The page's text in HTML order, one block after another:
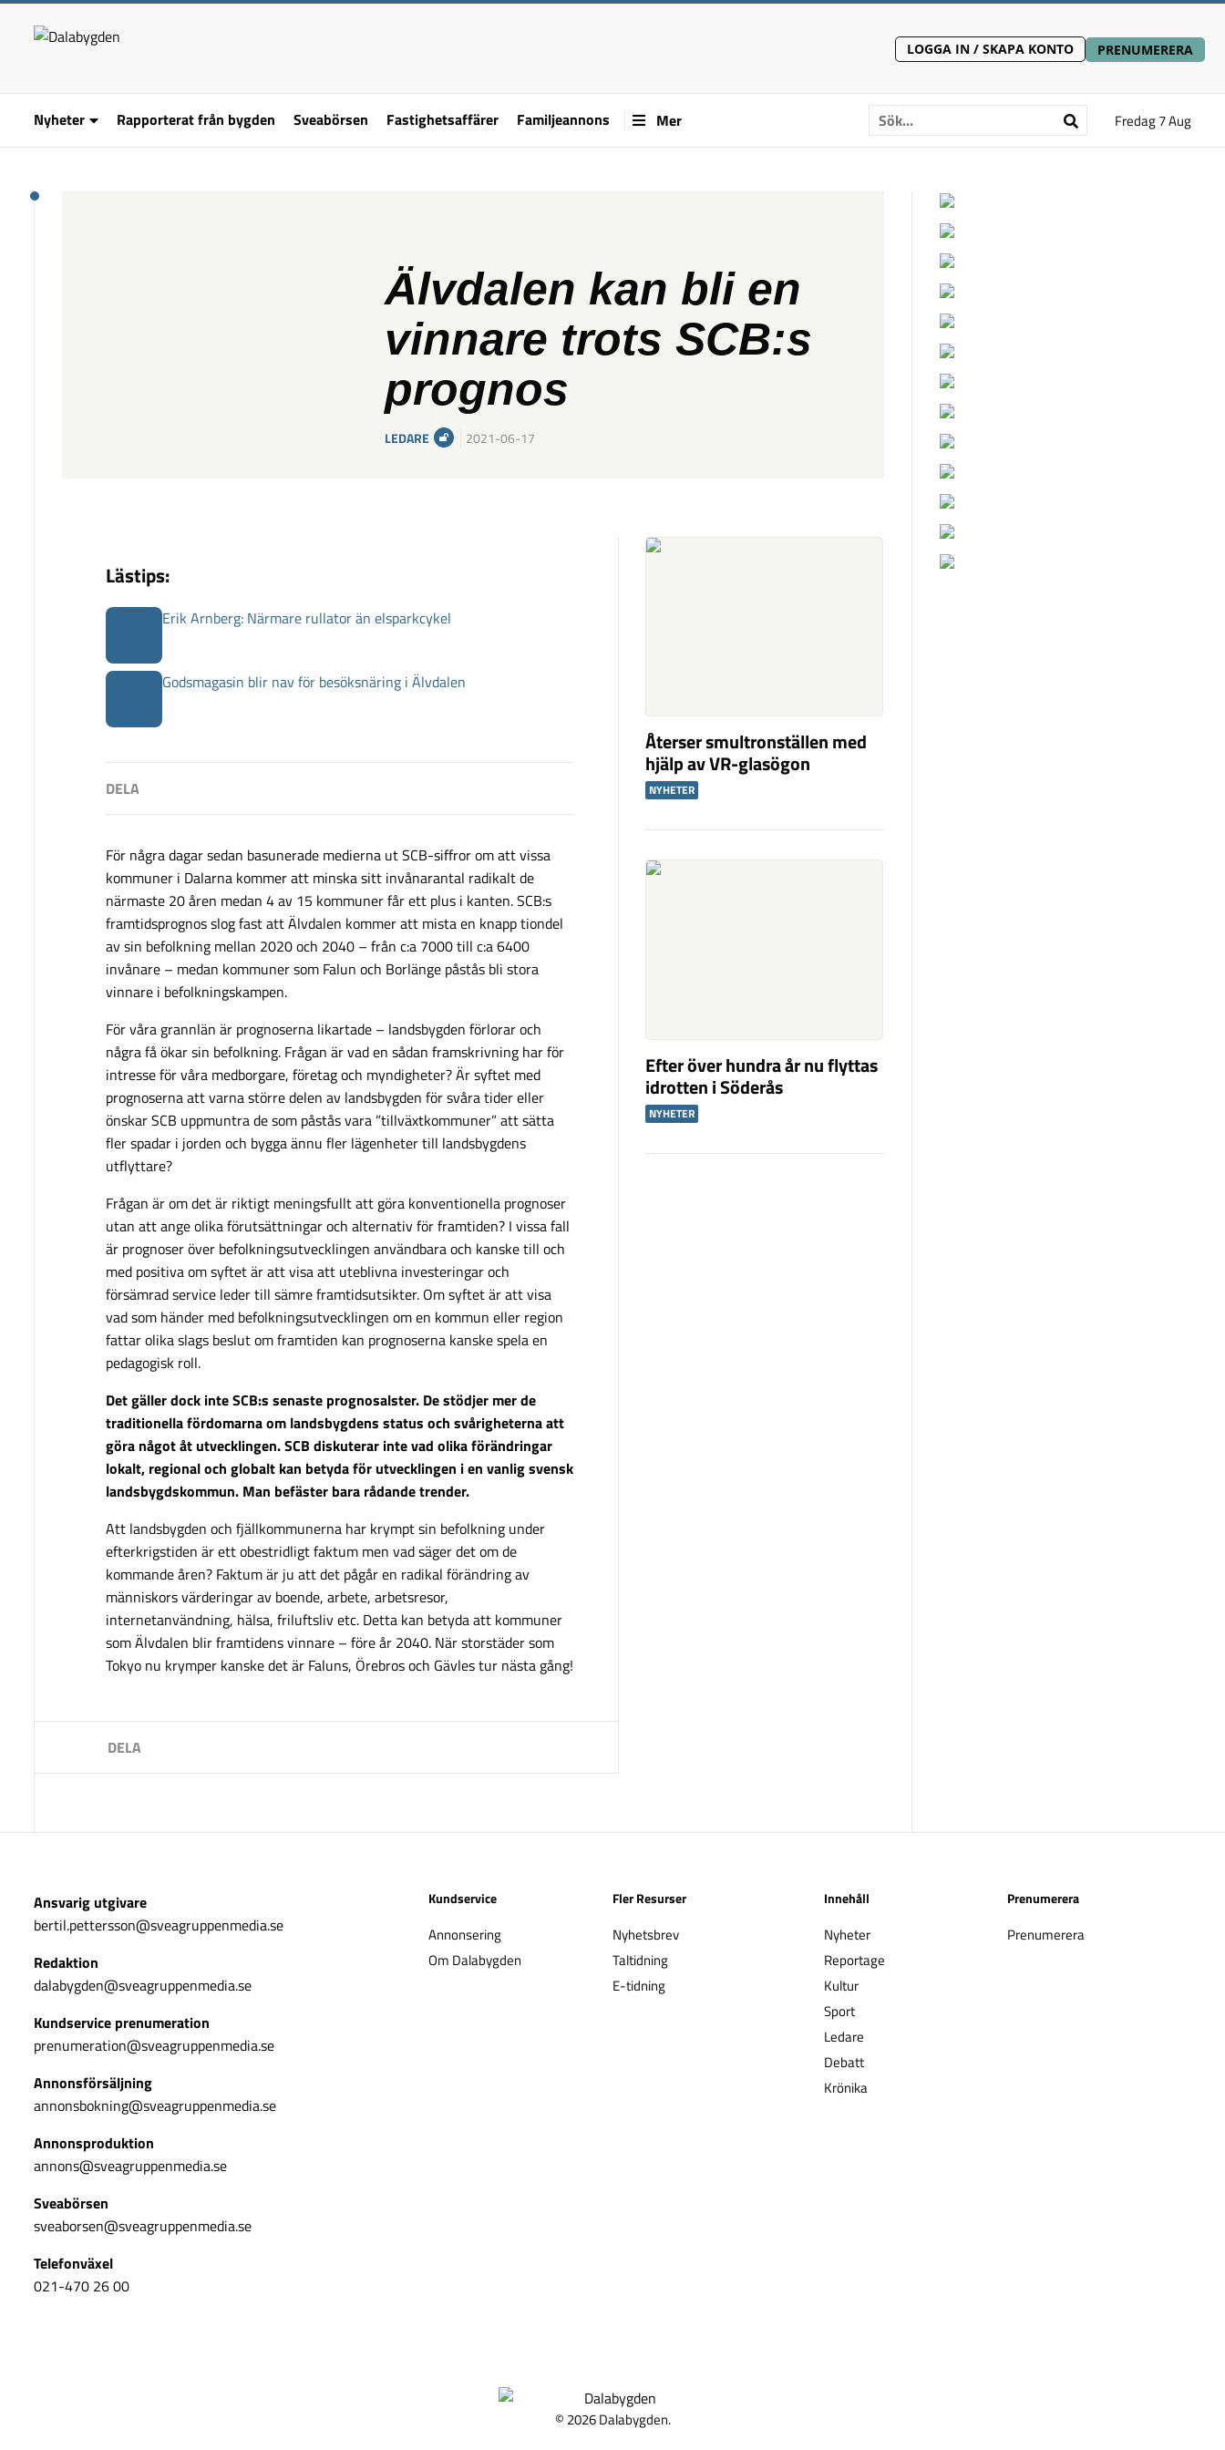
LOGGA IN / SKAPA KONTO PRENUMERERA
Nyheter Rapporterat från bygden Sveabörsen Fastighetsaffärer Familjeannons Mer Fredag 7 Aug
Älvdalen kan bli en
vinnare trots SCB:s
prognos
LEDARE 2021-06-17
Lästips:
Erik Arnberg: Närmare rullator än elsparkcykel
Godsmagasin blir nav för besöksnäring i Älvdalen
För några dagar sedan basunerade medierna ut SCB-siffror om att vissa
kommuner i Dalarna kommer att minska sitt invånarantal radikalt de
närmaste 20 åren medan 4 av 15 kommuner får ett plus i kanten. SCB:s
framtidsprognos slog fast att Älvdalen kommer att mista en knapp tiondel
av sin befolkning mellan 2020 och 2040 – från c:a 7000 till c:a 6400
invånare – medan kommuner som Falun och Borlänge påstås bli stora
vinnare i befolkningskampen.
För våra grannlän är prognoserna likartade – landsbygden förlorar och
några få ökar sin befolkning. Frågan är vad en sådan framskrivning har för
intresse för våra medborgare, företag och myndigheter? Är syftet med
prognoserna att varna större delen av landsbygden för svåra tider eller
önskar SCB uppmuntra de som påstås vara ”tillväxtkommuner” att sätta
fler spadar i jorden och bygga ännu fler lägenheter till landsbygdens
utflyttare?
Frågan är om det är riktigt meningsfullt att göra konventionella prognoser
utan att ange olika förutsättningar och alternativ för framtiden? I vissa fall
är prognoser över befolkningsutvecklingen användbara och kanske till och
med positiva om syftet är att visa att uteblivna investeringar och
försämrad service leder till sämre framtidsutsikter. Om syftet är att visa
vad som händer med befolkningsutvecklingen om en kommun eller region
fattar olika slags beslut om framtiden kan prognoserna kanske spela en
pedagogisk roll.
Det gäller dock inte SCB:s senaste prognosalster. De stödjer mer de
traditionella fördomarna om landsbygdens status och svårigheterna att
göra något åt utvecklingen. SCB diskuterar inte vad olika förändringar
lokalt, regional och globalt kan betyda för utvecklingen i en vanlig svensk
landsbygdskommun. Man befäster bara rådande trender.
Att landsbygden och fjällkommunerna har krympt sin befolkning under
efterkrigstiden är ett obestridligt faktum men vad säger det om de
kommande åren? Faktum är ju att det pågår en radikal förändring av
människors värderingar av boende, arbete, arbetsresor,
internetanvändning, hälsa, friluftsliv etc. Detta kan betyda att kommuner
som Älvdalen blir framtidens vinnare – före år 2040. När storstäder som
Tokyo nu krymper kanske det är Faluns, Örebros och Gävles tur nästa gång!
Återser smultronställen med
hjälp av VR-glasögon
NYHETER
Efter över hundra år nu flyttas
idrotten i Söderås
NYHETER
Ansvarig utgivare
bertil.pettersson@sveagruppenmedia.se
Redaktion
dalabygden@sveagruppenmedia.se
Kundservice prenumeration
prenumeration@sveagruppenmedia.se
Annonsförsäljning
annonsbokning@sveagruppenmedia.se
Annonsproduktion
annons@sveagruppenmedia.se
Sveabörsen
sveaborsen@sveagruppenmedia.se
Telefonväxel
021-470 26 00
Kundservice
Annonsering
Om Dalabygden
Fler Resurser
Nyhetsbrev
Taltidning
E-tidning
Innehåll
Nyheter
Reportage
Kultur
Sport
Ledare
Debatt
Krönika
Prenumerera
Prenumerera
© 2026 Dalabygden.